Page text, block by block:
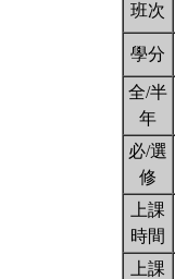
班次
學分
全/半
年
必/選
修
上課
時間
上課